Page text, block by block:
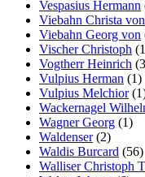
Vespasius Hermann
Viebahn Christa von
Viebahn Georg von
Vischer Christoph
Vogtherr Heinrich
Vulpius Herman (1)
Vulpius Melchior
Wackernagel
Wagner Georg (1)
Waldenser(2)
Waldis Burcard (56)
Walliser Christoph